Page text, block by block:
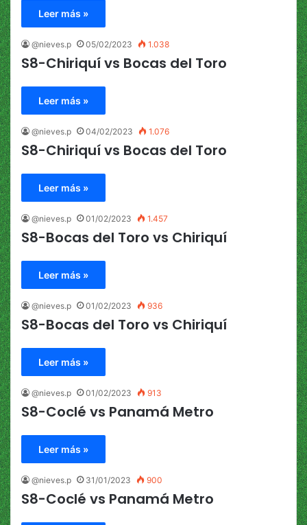
Leer más »
@nieves.p 05/02/2023 1.038
S8-Chiriquí vs Bocas del Toro
Leer más »
@nieves.p 04/02/2023 1.076
S8-Chiriquí vs Bocas del Toro
Leer más »
@nieves.p 01/02/2023 1.457
S8-Bocas del Toro vs Chiriquí
Leer más »
@nieves.p 01/02/2023 936
S8-Bocas del Toro vs Chiriquí
Leer más »
@nieves.p 01/02/2023 913
S8-Coclé vs Panamá Metro
Leer más »
@nieves.p 31/01/2023 900
S8-Coclé vs Panamá Metro